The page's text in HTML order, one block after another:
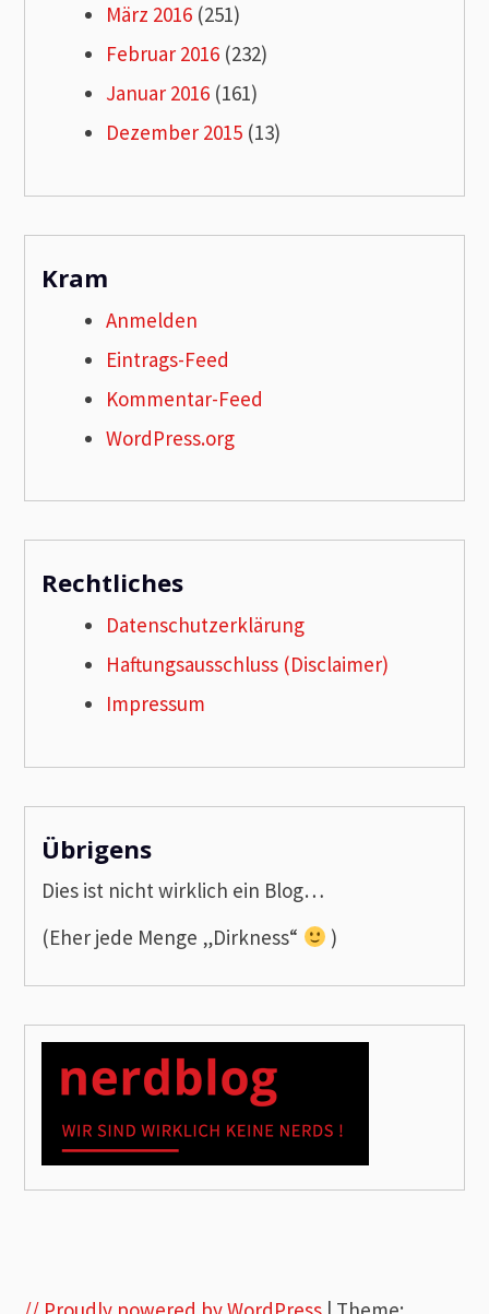
März 2016 (251)
Februar 2016 (232)
Januar 2016 (161)
Dezember 2015 (13)
Kram
Anmelden
Eintrags-Feed
Kommentar-Feed
WordPress.org
Rechtliches
Datenschutzerklärung
Haftungsausschluss (Disclaimer)
Impressum
Übrigens
Dies ist nicht wirklich ein Blog…
(Eher jede Menge „Dirkness“
)